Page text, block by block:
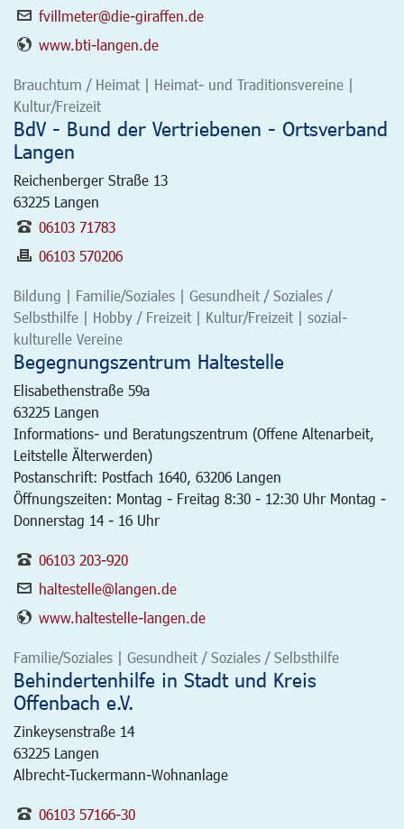
fvillmeter@die-giraffen.de
www.bti-langen.de
Brauchtum / Heimat | Heimat- und Traditionsvereine |
Kultur/Freizeit
BdV - Bund der Vertriebenen - Ortsverband
Langen
Reichenberger Straße 13
63225 Langen
06103 71783
06103 570206
Bildung | Familie/Soziales | Gesundheit / Soziales /
Selbsthilfe | Hobby / Freizeit | Kultur/Freizeit | sozial-
kulturelle Vereine
Begegnungszentrum Haltestelle
Elisabethenstraße 59a
63225 Langen
Informations- und Beratungszentrum (Offene Altenarbeit,
Leitstelle Älterwerden)
Postanschrift: Postfach 1640, 63206 Langen
Öffnungszeiten: Montag - Freitag 8:30 - 12:30 Uhr Montag -
Donnerstag 14 - 16 Uhr
06103 203-920
haltestelle@langen.de
www.haltestelle-langen.de
Familie/Soziales | Gesundheit / Soziales / Selbsthilfe
Behindertenhilfe in Stadt und Kreis
Offenbach e.V.
Zinkeysenstraße 14
63225 Langen
Albrecht-Tuckermann-Wohnanlage
06103 57166-30